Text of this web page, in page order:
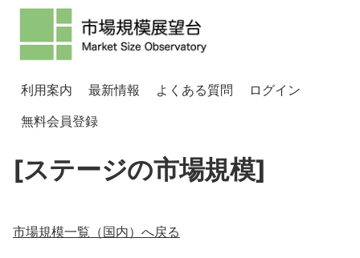
利用案内 最新情報 よくある質問
ログイン
無料会員登録
[ステージの市場規模]
市場規模一覧（国内）へ戻る